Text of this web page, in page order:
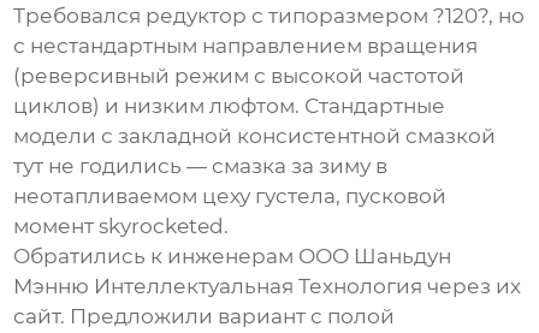
Требовался редуктор с типоразмером ?120?, но
с нестандартным направлением вращения
(реверсивный режим с высокой частотой
циклов) и низким люфтом. Стандартные
модели с закладной консистентной смазкой
тут не годились — смазка за зиму в
неотапливаемом цеху густела, пусковой
момент skyrocketed.
Обратились к инженерам ООО Шаньдун
Мэнню Интеллектуальная Технология через их
сайт. Предложили вариант с полой